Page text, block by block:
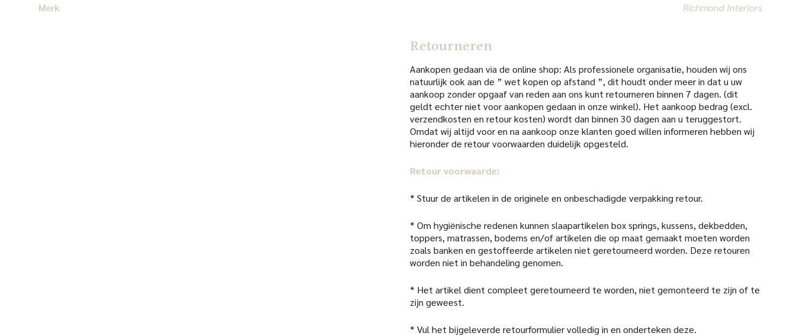
Merk
Richmond Interiors
Retourneren
Aankopen gedaan via de online shop: Als professionele organisatie, houden wij ons
natuurlijk ook aan de ” wet kopen op afstand ”, dit houdt onder meer in dat u uw
aankoop zonder opgaaf van reden aan ons kunt retourneren binnen 7 dagen. (dit
geldt echter niet voor aankopen gedaan in onze winkel). Het aankoop bedrag (excl.
verzendkosten en retour kosten) wordt dan binnen 30 dagen aan u teruggestort.
Omdat wij altijd voor en na aankoop onze klanten goed willen informeren hebben wij
hieronder de retour voorwaarden duidelijk opgesteld.
Retour voorwaarde:
* Stuur de artikelen in de originele en onbeschadigde verpakking retour.
* Om hygiënische redenen kunnen slaapartikelen box springs, kussens, dekbedden,
toppers, matrassen, bodems en/of artikelen die op maat gemaakt moeten worden
zoals banken en gestoffeerde artikelen niet geretourneerd worden. Deze retouren
worden niet in behandeling genomen.
* Het artikel dient compleet geretourneerd te worden, niet gemonteerd te zijn of te
zijn geweest.
* Vul het bijgeleverde retourformulier volledig in en onderteken deze.